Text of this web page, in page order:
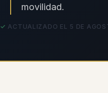
movilidad.
ACTUALIZADO EL 5 DE